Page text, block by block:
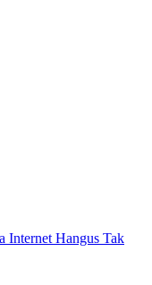
Internet Hangus Tak